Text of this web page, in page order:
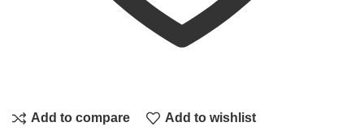
Add to compare Add to wishlist